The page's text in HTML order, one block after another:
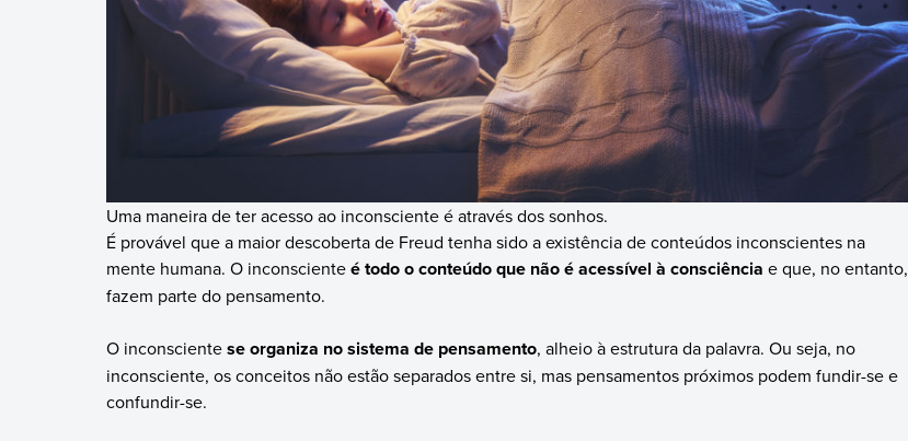
Uma maneira de ter acesso ao inconsciente é através dos sonhos.
É provável que a maior descoberta de Freud tenha sido a existência de conteúdos inconscientes na
mente humana. O inconscienteé todo o conteúdo que não é acessível à consciência e que, no entanto,
fazem parte do pensamento.
O inconscientese organiza no sistema de pensamento, alheio à estrutura da palavra. Ou seja, no
inconsciente, os conceitos não estão separados entre si, mas pensamentos próximos podem fundir-se e
confundir-se.